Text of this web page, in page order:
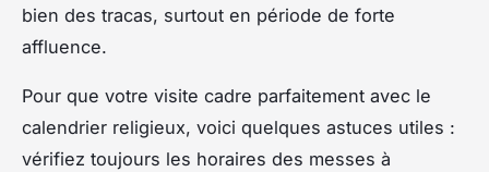
bien des tracas, surtout en période de forte
affluence.
Pour que votre visite cadre parfaitement avec le
calendrier religieux, voici quelques astuces utiles :
vérifiez toujours les horaires des messes à